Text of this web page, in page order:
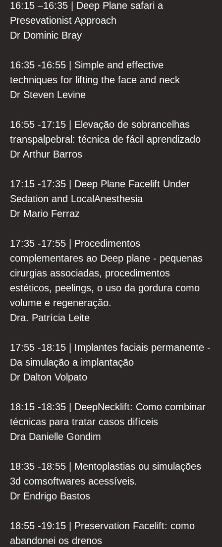
16:15 –16:35 | Deep Plane safari a
Presevationist Approach
Dr Dominic Bray
16:35 -16:55 | Simple and effective
techniques for lifting the face and neck
Dr Steven Levine
16:55 -17:15 | Elevação de sobrancelhas
transpalpebral: técnica de fácil aprendizado
Dr Arthur Barros
17:15 -17:35 | Deep Plane Facelift Under
Sedation and LocalAnesthesia
Dr Mario Ferraz
17:35 -17:55 | Procedimentos
complementares ao Deep plane - pequenas
cirurgias associadas, procedimentos
estéticos, peelings, o uso da gordura como
volume e regeneração.
Dra. Patrícia Leite
17:55 -18:15 | Implantes faciais permanente -
Da simulação a implantação
Dr Dalton Volpato
18:15 -18:35 | DeepNecklift: Como combinar
técnicas para tratar casos difíceis
Dra Danielle Gondim
18:35 -18:55 | Mentoplastias ou simulações
3d comsoftwares acessíveis.
Dr Endrigo Bastos
18:55 -19:15 | Preservation Facelift: como
abandonei os drenos